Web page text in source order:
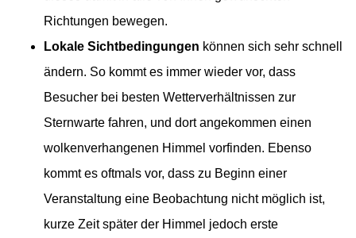
Richtungen bewegen.
Lokale Sichtbedingungen können sich sehr schnell
ändern. So kommt es immer wieder vor, dass
Besucher bei besten Wetterverhältnissen zur
Sternwarte fahren, und dort angekommen einen
wolkenverhangenen Himmel vorfinden. Ebenso
kommt es oftmals vor, dass zu Beginn einer
Veranstaltung eine Beobachtung nicht möglich ist,
kurze Zeit später der Himmel jedoch erste